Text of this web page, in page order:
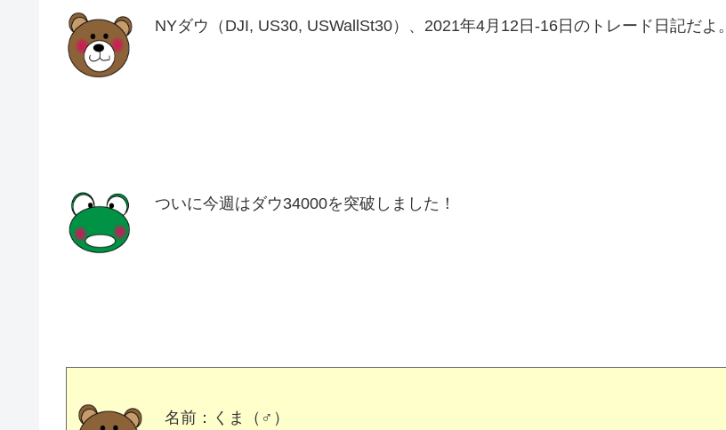
NYダウ（DJI, US30, USWallSt30）、2021年4月12日-16日のトレード日記だよ。
ついに今週はダウ34000を突破しました！
名前：くま（♂）